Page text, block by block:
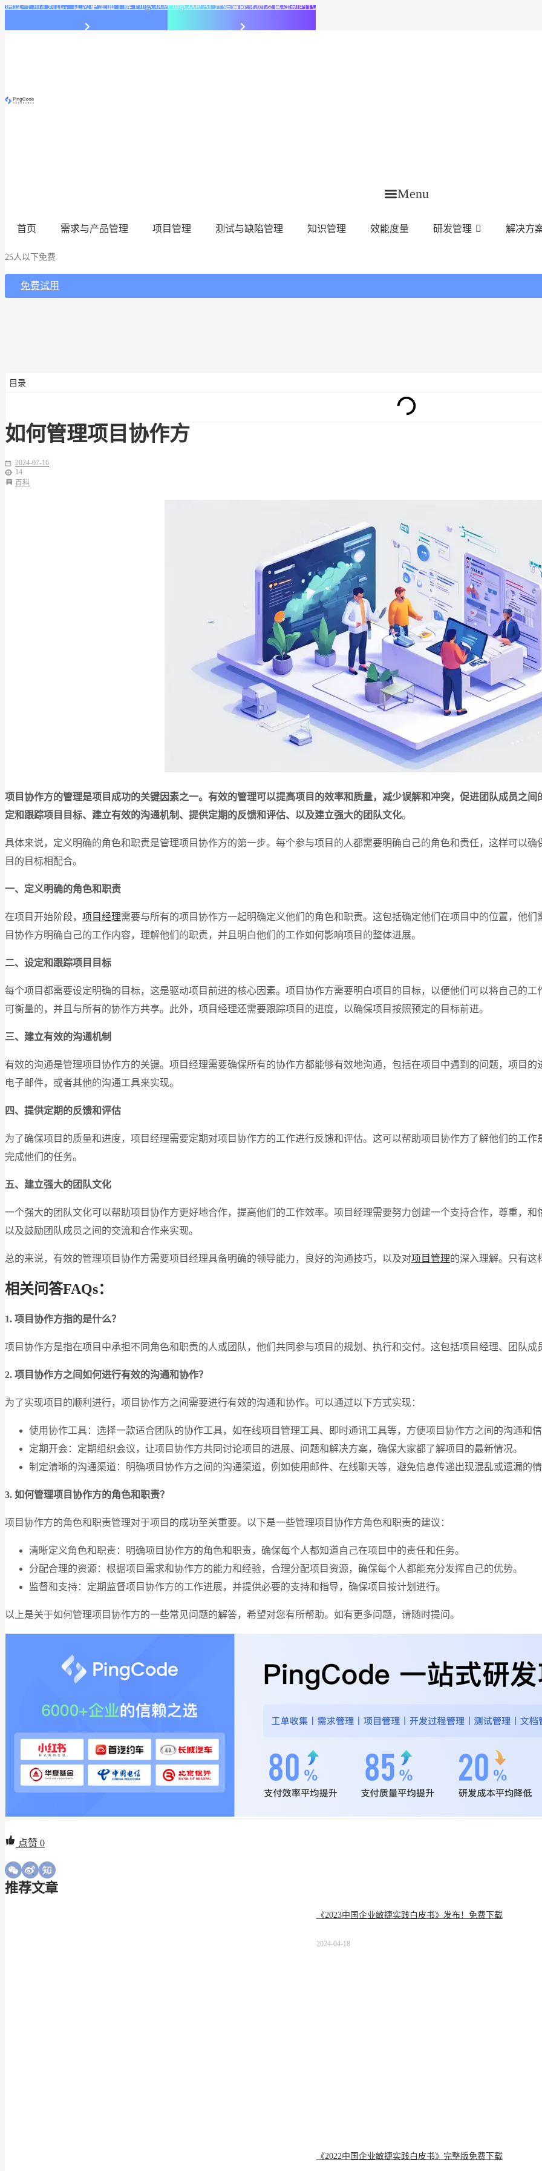
通过与 Jira 对比，让您更全面了解 PingCodePingCode AI 开始智能化研发管理新时代
Menu
首页 需求与产品管理 项目管理 测试与缺陷管理 知识管理 效能度量 研发管理 解决方
25人以下免费
免费试用
目录
如何管理项目协作方
2024-07-16
14
百科
项目协作方的管理是项目成功的关键因素之一。有效的管理可以提高项目的效率和质量，减少误解和冲突，促进团队成员之
定和跟踪项目目标、建立有效的沟通机制、提供定期的反馈和评估、以及建立强大的团队文化。
具体来说，定义明确的角色和职责是管理项目协作方的第一步。每个参与项目的人都需要明确自己的角色和责任，这样可以
目的目标相配合。
一、定义明确的角色和职责
在项目开始阶段， 项目经理需要与所有的项目协作方一起明确定义他们的角色和职责。这包括确定他们在项目中的位置，他
目协作方明确自己的工作内容，理解他们的职责，并且明白他们的工作如何影响项目的整体进展。
二、设定和跟踪项目目标
每个项目都需要设定明确的目标，这是驱动项目前进的核心因素。项目协作方需要明白项目的目标，以便他们可以将自己的工
可衡量的，并且与所有的协作方共享。此外，项目经理还需要跟踪项目的进度，以确保项目按照预定的目标前进。
三、建立有效的沟通机制
有效的沟通是管理项目协作方的关键。项目经理需要确保所有的协作方都能够有效地沟通，包括在项目中遇到的问题，项目
电子邮件，或者其他的沟通工具来实现。
四、提供定期的反馈和评估
为了确保项目的质量和进度，项目经理需要定期对项目协作方的工作进行反馈和评估。这可以帮助项目协作方了解他们的工
完成他们的任务。
五、建立强大的团队文化
一个强大的团队文化可以帮助项目协作方更好地合作，提高他们的工作效率。项目经理需要努力创建一个支持合作，尊重，和
以及鼓励团队成员之间的交流和合作来实现。
总的来说，有效的管理项目协作方需要项目经理具备明确的领导能力，良好的沟通技巧，以及对项目管理的深入理解。只有这
相关问答FAQs：
1. 项目协作方指的是什么？
项目协作方是指在项目中承担不同角色和职责的人或团队，他们共同参与项目的规划、执行和交付。这包括项目经理、团队成
2. 项目协作方之间如何进行有效的沟通和协作？
为了实现项目的顺利进行，项目协作方之间需要进行有效的沟通和协作。可以通过以下方式实现：
使用协作工具：选择一款适合团队的协作工具，如在线项目管理工具、即时通讯工具等，方便项目协作方之间的沟通和信
定期开会：定期组织会议，让项目协作方共同讨论项目的进展、问题和解决方案，确保大家都了解项目的最新情况。
制定清晰的沟通渠道：明确项目协作方之间的沟通渠道，例如使用邮件、在线聊天等，避免信息传递出现混乱或遗漏的情
3. 如何管理项目协作方的角色和职责？
项目协作方的角色和职责管理对于项目的成功至关重要。以下是一些管理项目协作方角色和职责的建议：
清晰定义角色和职责：明确项目协作方的角色和职责，确保每个人都知道自己在项目中的责任和任务。
分配合理的资源：根据项目需求和协作方的能力和经验，合理分配项目资源，确保每个人都能充分发挥自己的优势。
监督和支持：定期监督项目协作方的工作进展，并提供必要的支持和指导，确保项目按计划进行。
以上是关于如何管理项目协作方的一些常见问题的解答，希望对您有所帮助。如有更多问题，请随时提问。
点赞 0
推荐文章
《2023中国企业敏捷实践白皮书》发布！免费下载
2024-04-18
《2022中国企业敏捷实践白皮书》完整版免费下载